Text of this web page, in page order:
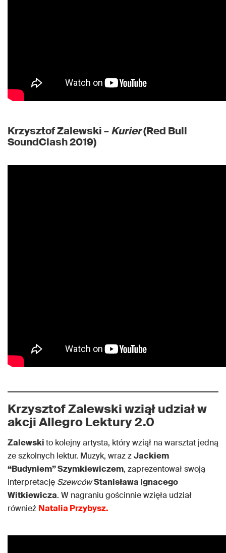
Krzysztof Zalewski –Kurier(Red Bull
SoundClash 2019)
Krzysztof Zalewski wziął udział w
akcji Allegro Lektury 2.0
Zalewskito kolejny artysta, który wziął na warsztat jedną
ze szkolnych lektur. Muzyk, wraz zJackiem
“Budyniem” Szymkiewiczem, zaprezentował swoją
interpretację SzewcówStanisława Ignacego
Witkiewicza. W nagraniu gościnnie wzięła udział
również Natalia Przybysz.